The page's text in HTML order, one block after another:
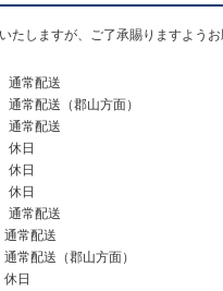
たしますが、ご了承賜りますようお
通常配送
常配送（郡山方面）
通常配送
休日
休日
休日
通常配送
常配送
常配送（郡山方面）
日